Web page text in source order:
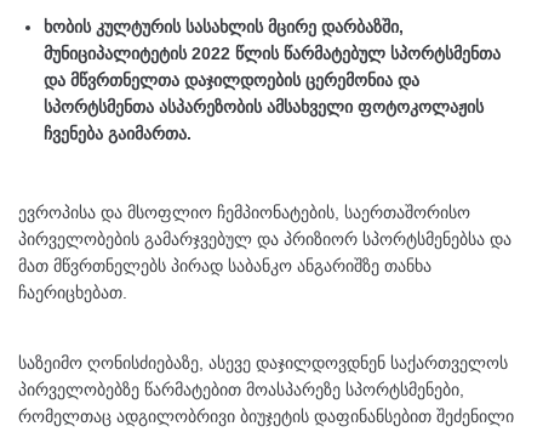
ხობის კულტურის სასახლის მცირე დარბაზში,
მუნიციპალიტეტის 2022 წლის წარმატებულ სპორტსმენთა
და მწვრთნელთა დაჯილდოების ცერემონია და
სპორტსმენთა ასპარეზობის ამსახველი ფოტოკოლაჟის
ჩვენება გაიმართა.
ევროპისა და მსოფლიო ჩემპიონატების, საერთაშორისო
პირველობების გამარჯვებულ და პრიზიორ სპორტსმენებსა და
მათ მწვრთნელებს პირად საბანკო ანგარიშზე თანხა
ჩაერიცხებათ.
საზეიმო ღონისძიებაზე, ასევე დაჯილდოვდნენ საქართველოს
პირველობებზე წარმატებით მოასპარეზე სპორტსმენები,
რომელთაც ადგილობრივი ბიუჯეტის დაფინანსებით შეძენილი